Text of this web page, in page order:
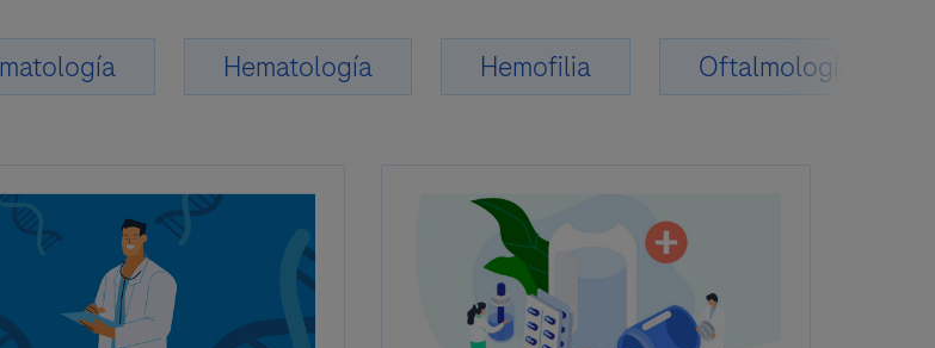
Hematología Hemofilia Oftalmología